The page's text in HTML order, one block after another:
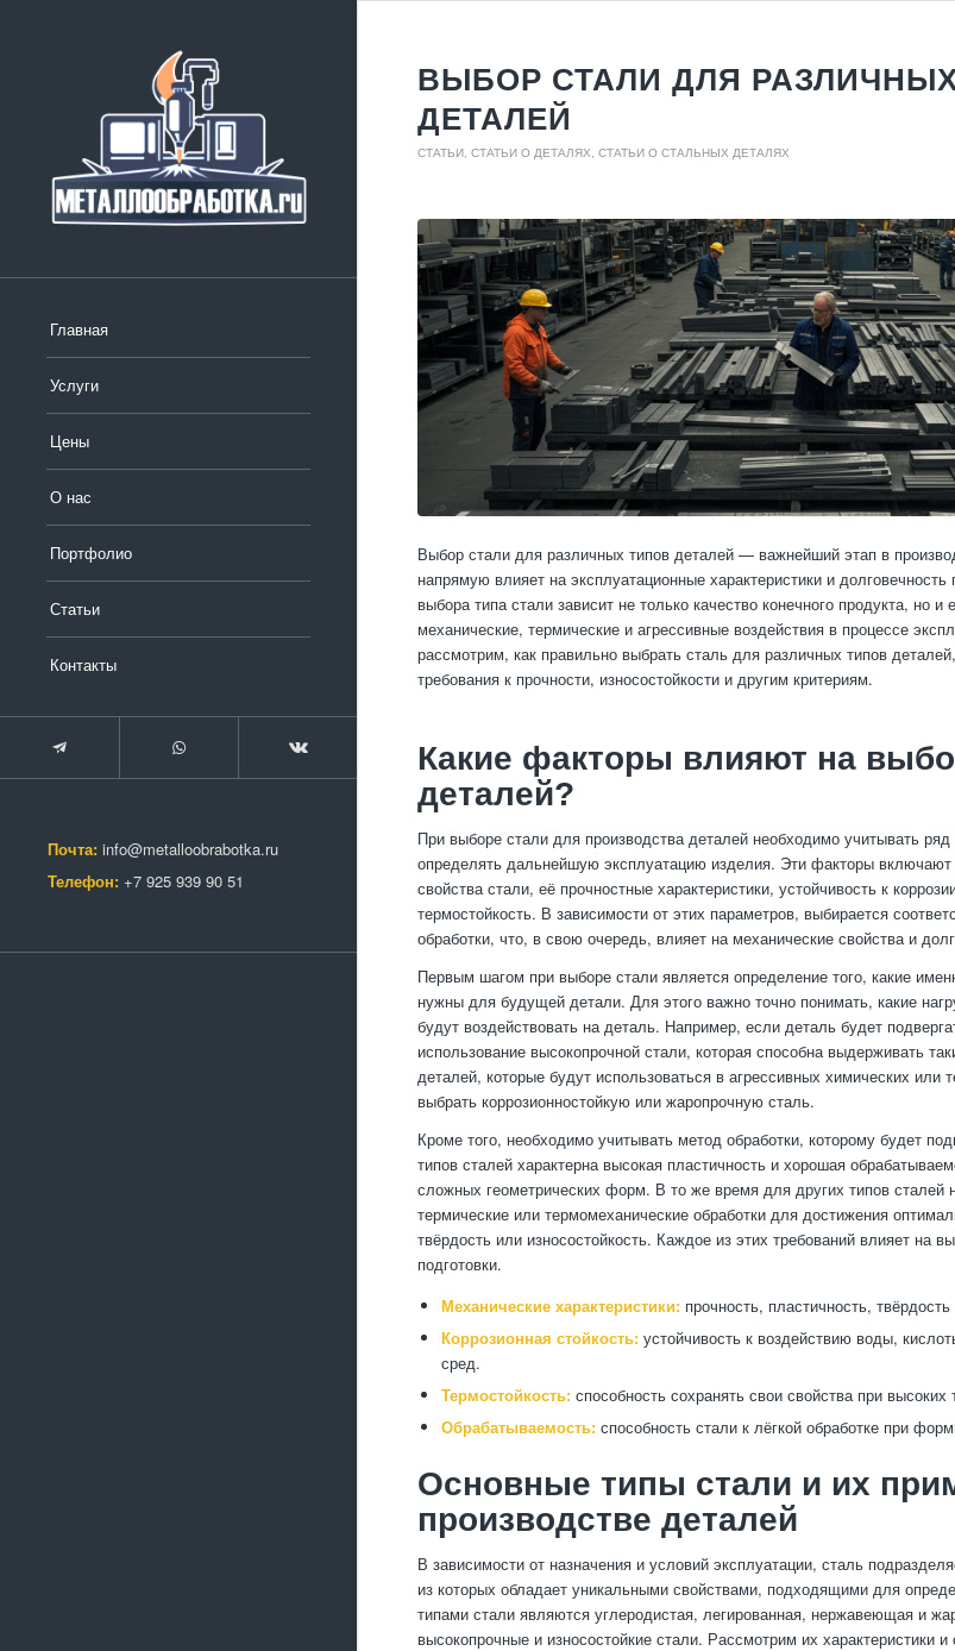
Главная
Услуги
Цены
О нас
Портфолио
Статьи
Контакты
Почта: info@metalloobrabotka.ru
Телефон: +7 925 939 90 51
ВЫБОР СТАЛИ ДЛЯ
ДЕТАЛЕЙ
СТАТЬИ СТАТЬИ О ДЕТАЛЯХ СТАТЬИ О СТАЛЬНЫХ ДЕТАЛЯХ
Выбор стали для различных типов деталей — важнейший этап в
напрямую влияет на эксплуатационные характеристики и
выбора типа стали зависит не только качество конечного продукта, но
механические, термические и агрессивные воздействия в процессе
рассмотрим, как правильно выбрать сталь для различных типов
требования к прочности, износостойкости и другим критериям.
Какие факторы влияют на
деталей?
При выборе стали для производства деталей необходимо учитывать
определять дальнейшую эксплуатацию изделия. Эти факторы
свойства стали, её прочностные характеристики, устойчивость к
термостойкость. В зависимости от этих параметров, выбирается
обработки, что, в свою очередь, влияет на механические свойства и
Первым шагом при выборе стали является определение того, какие
нужны для будущей детали. Для этого важно точно понимать, какие
будут воздействовать на деталь. Например, если деталь будет
использование высокопрочной стали, которая способна выдерживать
деталей, которые будут использоваться в агрессивных химических
выбрать коррозионностойкую или жаропрочную сталь.
Кроме того, необходимо учитывать метод обработки, которому будет
типов сталей характерна высокая пластичность и хорошая
сложных геометрических форм. В то же время для других типов сталей
термические или термомеханические обработки для достижения
твёрдость или износостойкость. Каждое из этих требований влияет на
подготовки.
Механические характеристики: прочность, пластичность,
Коррозионная стойкость: устойчивость к воздействию воды,
сред.
Термостойкость: способность сохранять свои свойства при высоких
Обрабатываемость: способность стали к лёгкой обработке при
Основные типы стали и их
производстве деталей
В зависимости от назначения и условий эксплуатации, сталь
из которых обладает уникальными свойствами, подходящими для
типами стали являются углеродистая, легированная, нержавеющая и
высокопрочные и износостойкие стали. Рассмотрим их характеристики